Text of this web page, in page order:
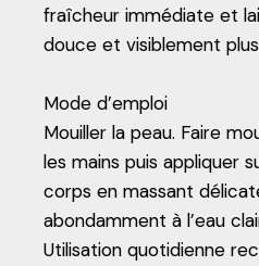
fraîcheur immédiate et
douce et visiblement
Mode d’emploi
Mouiller la peau. Faire
les mains puis appliquer
corps en massant
abondamment à l’eau
Utilisation quotidienne